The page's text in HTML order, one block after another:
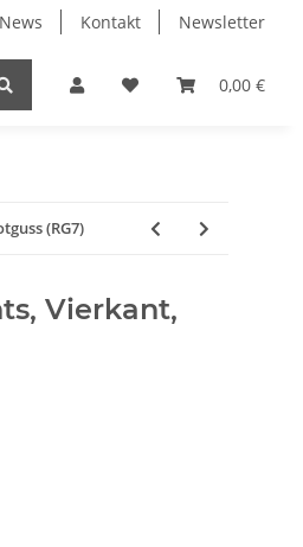
News Kontakt Newsletter
0,00 €
Lagertechnik Lineartechnik
(RG7)
Vierkant,